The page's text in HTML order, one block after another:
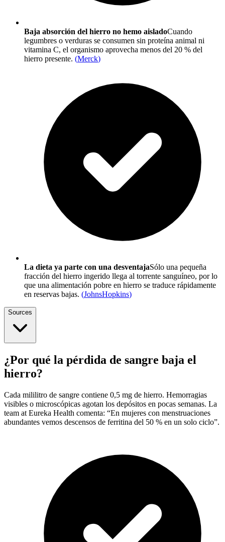
Baja absorción del hierro no hemo aisladoCuando
legumbres o verduras se consumen sin proteína animal ni
vitamina C, el organismo aprovecha menos del 20 % del
hierro presente. (Merck)
La dieta ya parte con una desventajaSólo una pequeña
fracción del hierro ingerido llega al torrente sanguíneo, por lo
que una alimentación pobre en hierro se traduce rápidamente
en reservas bajas. (JohnsHopkins)
Sources
¿Por qué la pérdida de sangre baja el
hierro?
Cada mililitro de sangre contiene 0,5 mg de hierro. Hemorragias
visibles o microscópicas agotan los depósitos en pocas semanas. La
team at Eureka Health comenta: “En mujeres con menstruaciones
abundantes vemos descensos de ferritina del 50 % en un solo ciclo”.